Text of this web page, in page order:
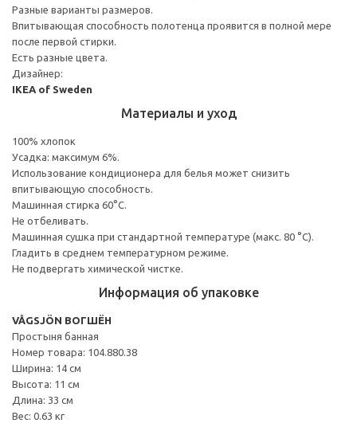
Разные варианты размеров.
Впитывающая способность полотенца проявится в полной мере
после первой стирки.
Есть разные цвета.
Дизайнер:
IKEA of Sweden
Материалы и уход
100% хлопок
Усадка: максимум 6%.
Использование кондиционера для белья может снизить
впитывающую способность.
Машинная стирка 60°С.
Не отбеливать.
Машинная сушка при стандартной температуре (макс. 80 °C).
Гладить в среднем температурном режиме.
Не подвергать химической чистке.
Информация об упаковке
VÅGSJÖN ВОГШЁН
Простыня банная
Номер товара: 104.880.38
Ширина: 14 см
Высота: 11 см
Длина: 33 см
Вес: 0.63 кг